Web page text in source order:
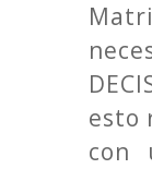
esto
con